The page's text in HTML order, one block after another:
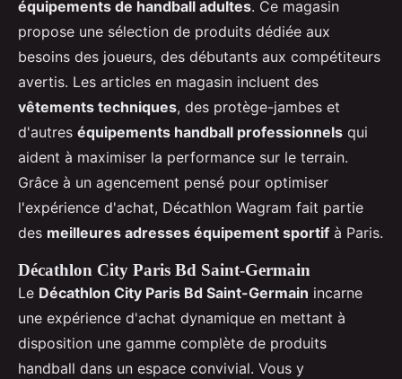
équipements de handball adultes. Ce magasin
propose une sélection de produits dédiée aux
besoins des joueurs, des débutants aux compétiteurs
avertis. Les articles en magasin incluent des
vêtements techniques, des protège-jambes et
d'autres équipements handball professionnels qui
aident à maximiser la performance sur le terrain.
Grâce à un agencement pensé pour optimiser
l'expérience d'achat, Décathlon Wagram fait partie
des meilleures adresses équipement sportif à Paris.
Décathlon City Paris Bd Saint-Germain
Le Décathlon City Paris Bd Saint-Germain incarne
une expérience d'achat dynamique en mettant à
disposition une gamme complète de produits
handball dans un espace convivial. Vous y